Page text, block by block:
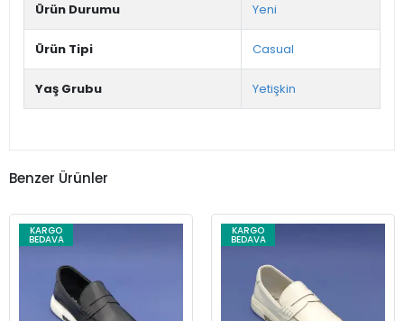
Ürün Durumu Yeni
Ürün Tipi Casual
Yaş Grubu Yetişkin
Benzer Ürünler
KARGO
BEDAVA
KARGO
BEDAVA